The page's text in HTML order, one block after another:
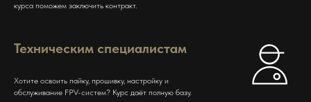
курса поможем заключить контракт.
Техническим специалистам
Хотите освоить пайку, прошивку, настройку и
обслуживание FPV-систем? Курс даёт полную базу.